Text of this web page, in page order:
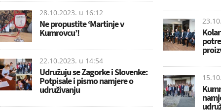
28.10.2023. u 16:12
Ne propustite ‘Martinje v
Kumrovcu’!
22.10.2023. u 14:54
Udružuju se Zagorke i Slovenke:
Potpisale i pismo namjere o
udruživanju